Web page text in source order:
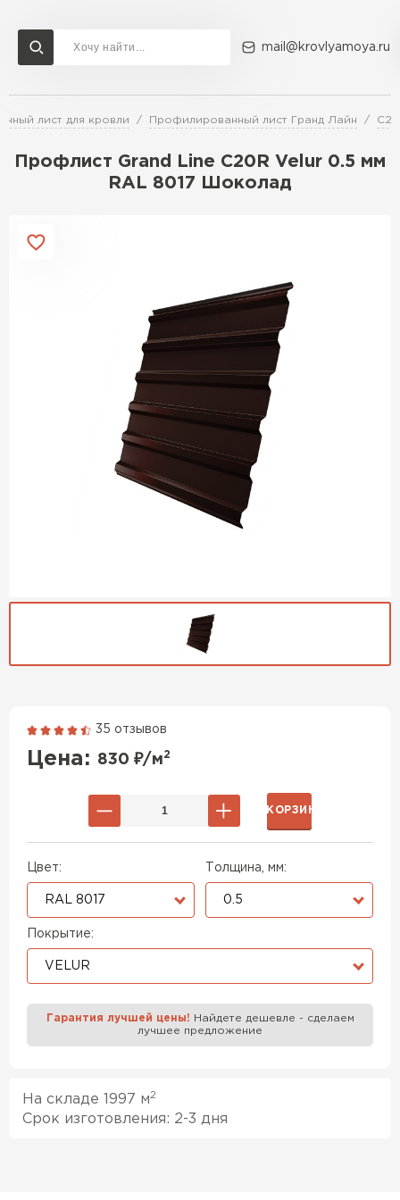
mail@krovlyamoya.ru
лист для кровли Профилированный лист Гранд Лайн
Профлист Grand Line С20R Velur 0.5 мм
RAL 8017 Шоколад
35 отзывов
Цена: 830 ₽/м2
Цвет:
RAL 8017
Толщина, мм:
0.5
Покрытие:
VELUR
В КОРЗИНУ
Гарантия лучшей цены! Найдете дешевле - сделаем
лучшее предложение
На складе 1997 м2
Срок изготовления: 2-3 дня
Сервисы расчета
Расчет штакетника для забора
Расчет водостока
Расчет фальцевой кровли
Расчет кровли из металлочерепицы
Доставка Контакты
ПЕРЕЙТИ